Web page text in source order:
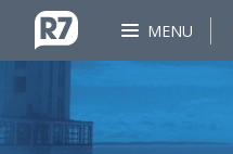
MENU